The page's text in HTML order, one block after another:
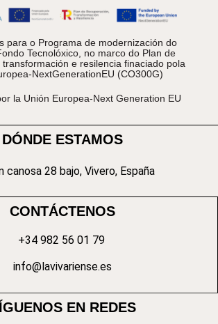
para o Programa de modernización do
Tecnolóxico, no marco do Plan de
e resilencia finaciado pola
NextGenerationEU (CO300G)
la Unión Europea-Next Generation EU
DÓNDE ESTAMOS
canosa 28 bajo, Vivero, España
CONTÁCTENOS
+34 982 56 01 79
info@lavivariense.es
EN REDES